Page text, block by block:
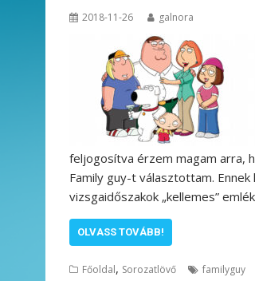
2018-11-26 galnora
feljogosítva érzem magam arra,
Family guy-t választottam.
vizsgaidőszakok „kellemes”
OLVASS TOVÁBB!
Főoldal, Sorozatlövő familyguy